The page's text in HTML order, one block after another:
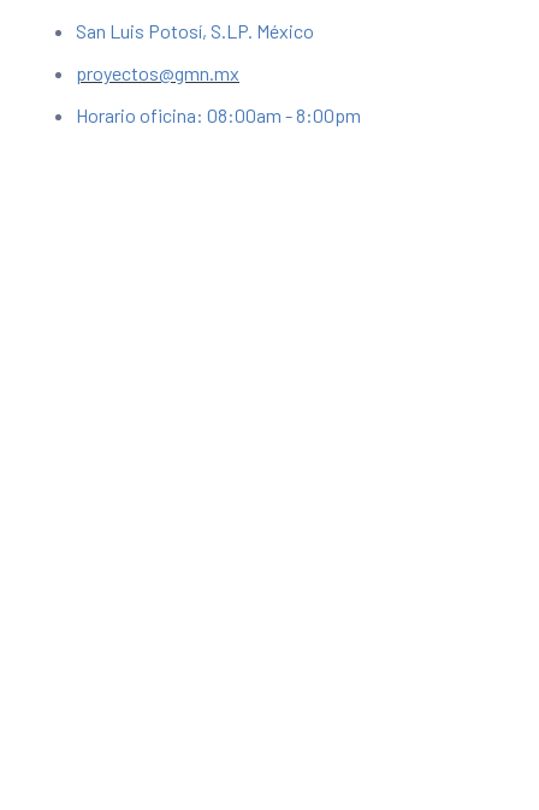
San Luis Potosí, S.LP. México
proyectos@gmn.mx
Horario oficina: 08:00am - 8:00pm